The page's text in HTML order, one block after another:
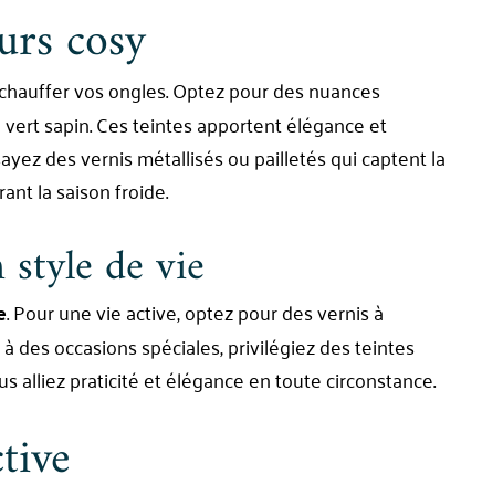
cosy
vos ongles. Optez pour des nuances
sapin. Ces teintes apportent élégance et
des vernis métallisés ou pailletés qui captent la
la saison froide.
de vie
. Pour une vie active, optez pour des vernis à
des occasions spéciales, privilégiez des teintes
alliez praticité et élégance en toute circonstance.